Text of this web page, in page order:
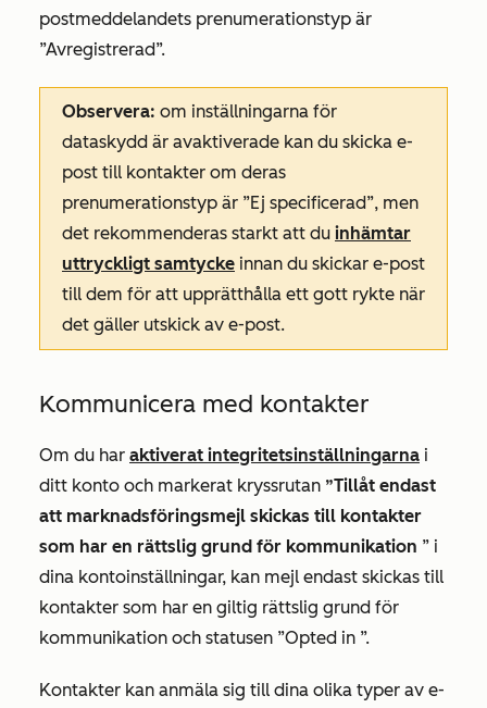
postmeddelandets prenumerationstyp är
”Avregistrerad”.
Observera: om inställningarna för
dataskydd är avaktiverade kan du skicka e-
post till kontakter om deras
prenumerationstyp är ”Ej specificerad”, men
det rekommenderas starkt att du inhämtar
uttryckligt samtycke innan du skickar e-post
till dem för att upprätthålla ett gott rykte när
det gäller utskick av e-post.
Kommunicera med kontakter
Om du har aktiverat integritetsinställningarna i
ditt konto och markerat kryssrutan ”Tillåt endast
att marknadsföringsmejl skickas till kontakter
som har en rättslig grund för kommunikation ” i
dina kontoinställningar, kan mejl endast skickas till
kontakter som har en giltig rättslig grund för
kommunikation och statusen ”Opted in ”.
Kontakter kan anmäla sig till dina olika typer av e-